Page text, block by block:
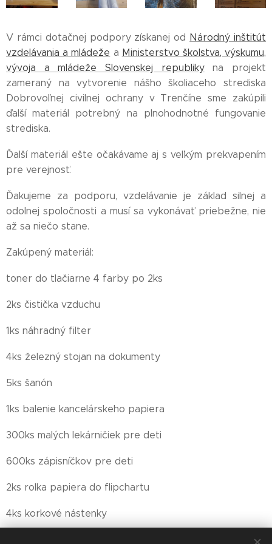
V rámci dotačnej podpory získanej od Národný inštitút
vzdelávania a mládeže a Ministerstvo školstva, výskumu,
vývoja a mládeže Slovenskej republikyna projekt
zameraný na vytvorenie nášho školiaceho strediska
Dobrovoľnej civilnej ochrany v Trenčíne sme zakúpili
ďalší materiál potrebný na plnohodnotné fungovanie
strediska.
Ďalší materiál ešte očakávame aj s veľkým prekvapením
pre verejnosť.
Ďakujeme za podporu, vzdelávanie je základ silnej a
odolnej spoločnosti a musí sa vykonávať priebežne, nie
až sa niečo stane.
Zakúpený materiál:
toner do tlačiarne 4 farby po 2ks
2ks čistička vzduchu
1ks náhradný filter
4ks železný stojan na dokumenty
5ks šanón
1ks balenie kancelárskeho papiera
300ks malých lekárničiek pre deti
600ks zápisníčkov pre deti
2ks rolka papiera do flipchartu
4ks korkové nástenky